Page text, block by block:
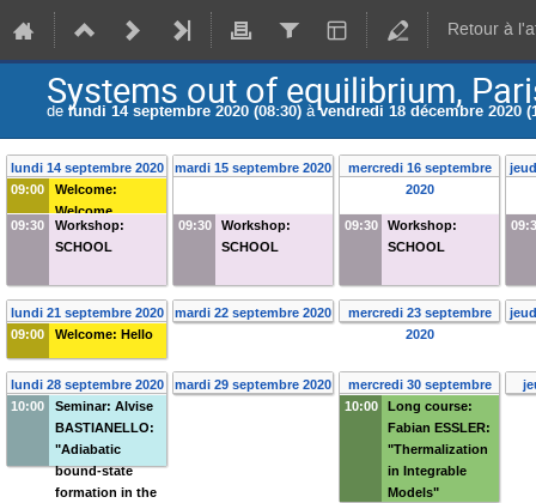
Retour à
Systems out of equilibrium,
de lundi 14 septembre 2020 (08:30) àvendredi 18 décembre 2020
lundi 14 septembre 2020
09:00
Welcome:
Welcome
09:30
Workshop:
SCHOOL
mardi 15 septembre 2020
09:30
Workshop:
SCHOOL
mercredi 16 septembre
2020
09:30
Workshop:
SCHOOL
lundi 21 septembre 2020
09:00
Welcome: Hello
mardi 22 septembre 2020
mercredi 23 septembre
2020
lundi 28 septembre 2020
10:00
Seminar: Alvise
BASTIANELLO:
"Adiabatic
bound-state
formation in the
mardi 29 septembre 2020
mercredi 30 septembre
2020
10:00
Long course:
Fabian ESSLER:
"Thermalization
in Integrable
Models"